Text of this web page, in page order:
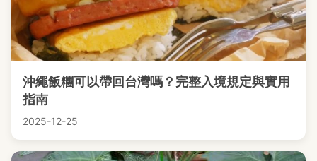
沖繩飯糰可以帶回台灣嗎？完整入境規定與實用
指南
2025-12-25